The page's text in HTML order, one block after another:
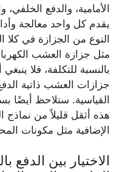
الأمامية، والدفع
يقدم كل واحد معالجة
النوع من الجزازة في كلا
بالنسبة للتكلفة، فلا
جزازات العشب ذاتية
القياسية. ستلاحظ أيضًا
هذه أثقل قليلاً من نماذج
الإضافية مثل مكونات
الاختيار بين الدفع